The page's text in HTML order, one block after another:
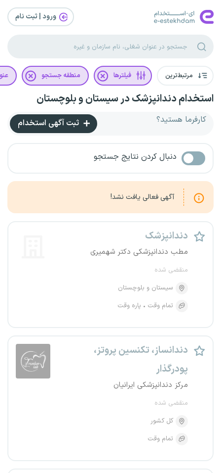
ورود | ثبت‌ نام
مرتبط‌ترین فیلترها منطقه جستجو
استخدام دندانپزشک در سیستان و بلوچستان
کارفرما هستید؟ ثبت آگهی استخدام
دنبال کردن نتایج جستجو
آگهی فعالی یافت نشد!
دندانپزشک
مطب دندانپزشکی دکتر شهمیری
منقضی شده
سیستان و بلوچستان
تمام وقت
پاره وقت
دندانساز، تکنسین پروتز،
پودرگذار
مرکز دندانپزشکی ایرانیان
منقضی شده
کل کشور
تمام وقت